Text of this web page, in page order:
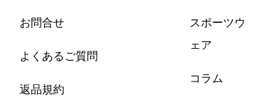
お問合せ
よくあるご質問
返品規約
スポーツウ
ェア
コラム